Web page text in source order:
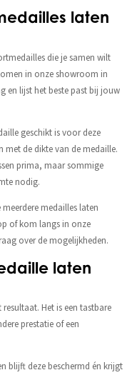
laten
die je samen wilt
in onze showroom in
en lijst het beste past bij jouw
geschikt is voor deze
de dikte van de medaille.
prima, maar sommige
nodig.
medailles laten
of kom langs in onze
over de mogelijkheden.
laten
Het is een tastbare
prestatie of een
blijft deze beschermd én krijgt